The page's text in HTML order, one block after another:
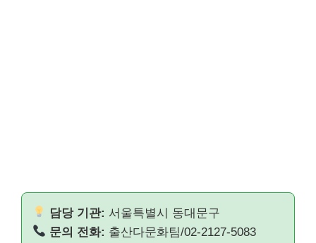
담당 기관: 서울특별시 동대문구
문의 전화: 출산다문화팀/02-2127-5083